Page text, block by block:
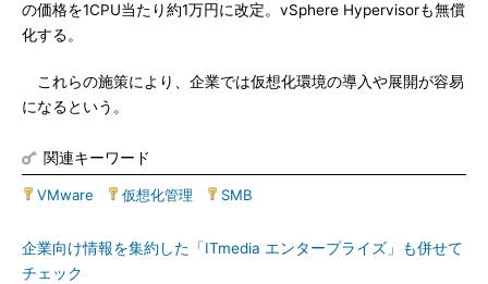
の価格を1CPU当たり約1万円に改定。vSphere Hypervisorも無償
化する。
これらの施策により、企業では仮想化環境の導入や展開が容易
になるという。
関連キーワード
VMware 仮想化管理 SMB
企業向け情報を集約した「ITmedia エンタープライズ」も併せて
チェック